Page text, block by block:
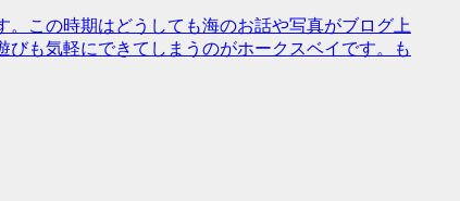
この時期はどうしても海のお話や写真がブログ上
も気軽にできてしまうのがホークスベイです。も